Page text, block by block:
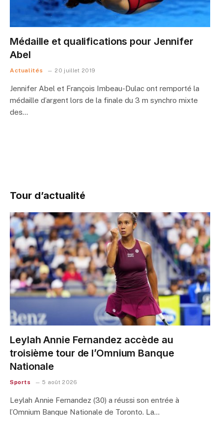
Médaille et qualifications pour Jennifer
Abel
Actualités 20 juillet 2019
Jennifer Abel et François Imbeau-Dulac ont remporté la
médaille d’argent lors de la finale du 3 m synchro mixte
des…
Tour d’actualité
Leylah Annie Fernandez accède au
troisième tour de l’Omnium Banque
Nationale
Sports 5 août 2026
Leylah Annie Fernandez (30) a réussi son entrée à
l’Omnium Banque Nationale de Toronto. La…